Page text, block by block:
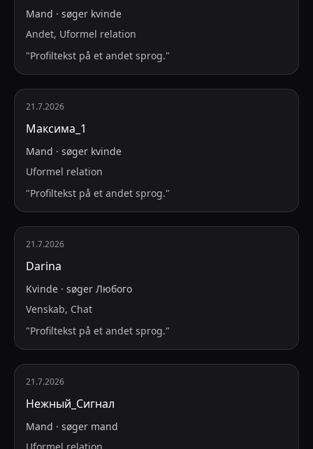
Mand · søger kvinde
Andet, Uformel relation
"Profiltekst på et andet sprog."
21.7.2026
Максима_1
Mand · søger kvinde
Uformel relation
"Profiltekst på et andet sprog."
21.7.2026
Darina
Kvinde · søger Любого
Venskab, Chat
"Profiltekst på et andet sprog."
21.7.2026
Нежный_Сигнал
Mand · søger mand